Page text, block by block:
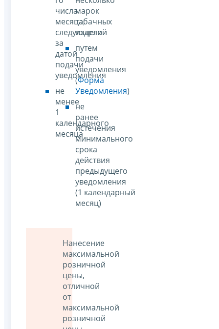
числа
месяца,
следующего
за
датой
подачи
уведомления
не
менее
1
календарного
месяца
марок
табачных
изделий
путем
подачи
уведомления
(Форма
Уведомления)
не
ранее
истечения
минимального
срока
действия
предыдущего
уведомления
(1 календарный
месяц)
Нанесение
максимальной
розничной
цены,
отличной
от
максимальной
розничной